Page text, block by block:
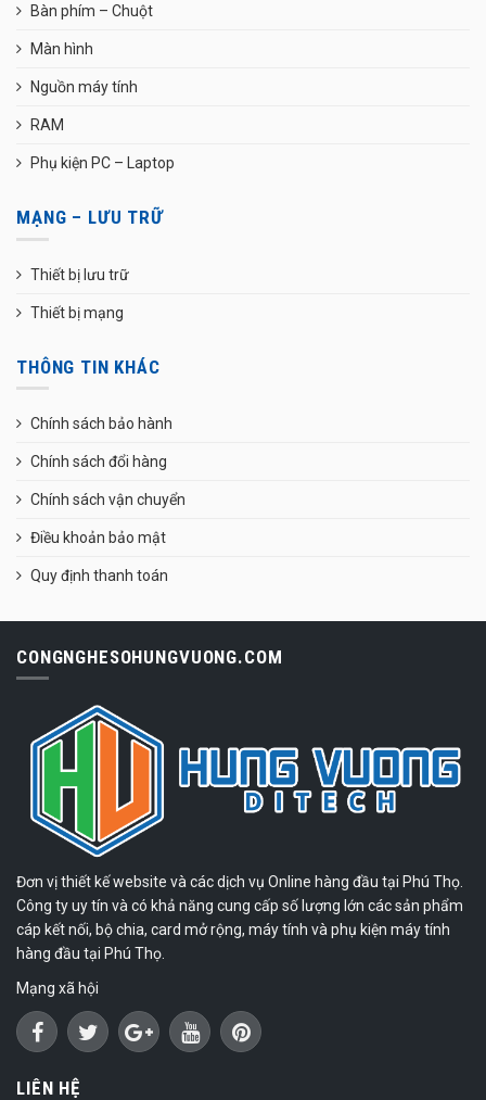
Bàn phím – Chuột
Màn hình
Nguồn máy tính
RAM
Phụ kiện PC – Laptop
MẠNG – LƯU TRỮ
Thiết bị lưu trữ
Thiết bị mạng
THÔNG TIN KHÁC
Chính sách bảo hành
Chính sách đổi hàng
Chính sách vận chuyển
Điều khoản bảo mật
Quy định thanh toán
CONGNGHESOHUNGVUONG.COM
Đơn vị thiết kế website và các dịch vụ Online hàng đầu tại Phú Thọ.
Công ty uy tín và có khả năng cung cấp số lượng lớn các sản phẩm
cáp kết nối, bộ chia, card mở rộng, máy tính và phụ kiện máy tính
hàng đầu tại Phú Thọ.
Mạng xã hội
LIÊN HỆ